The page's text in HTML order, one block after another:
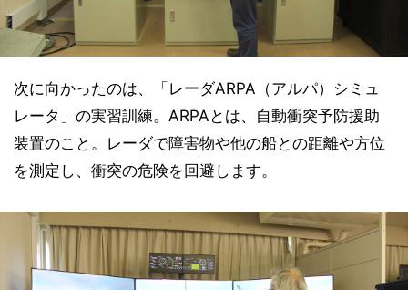
次に向かったのは、「レーダARPA（アルパ）シミュ
レータ」の実習訓練。ARPAとは、自動衝突予防援助
装置のこと。レーダで障害物や他の船との距離や方位
を測定し、衝突の危険を回避します。